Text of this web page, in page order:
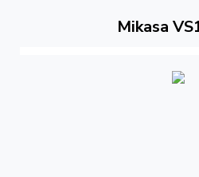
Mikasa